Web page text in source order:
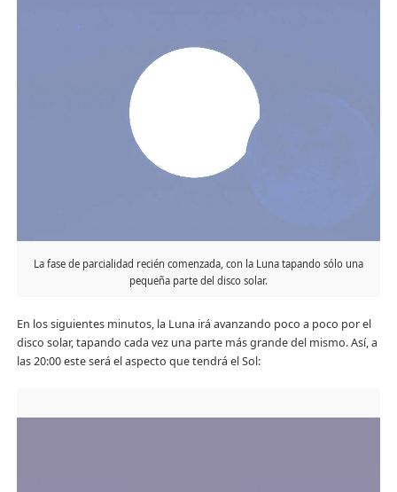
La fase de parcialidad recién comenzada, con la Luna tapando sólo una
pequeña parte del disco solar.
En los siguientes minutos, la Luna irá avanzando poco a poco por el
disco solar, tapando cada vez una parte más grande del mismo. Así, a
las 20:00 este será el aspecto que tendrá el Sol: